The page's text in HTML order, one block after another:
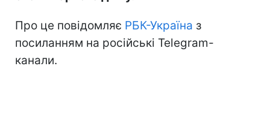
Про це повідомляє РБК-Україна з
посиланням на російські Telegram-
канали.